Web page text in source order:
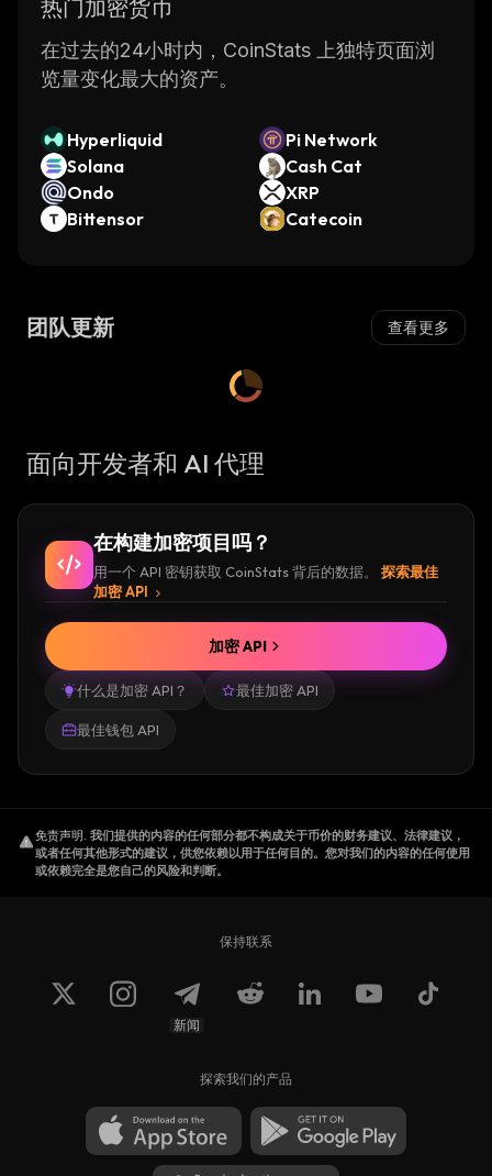
热门加密货币
在过去的24小时内，CoinStats 上独特页面浏
览量变化最大的资产。
Hyperliquid
Pi Network
Solana
Cash Cat
Ondo
XRP
Bittensor
Catecoin
团队更新 查看更多
面向开发者和 AI 代理
在构建加密项目吗？
用一个 API 密钥获取 CoinStats 背后的数据。
探索最佳
加密 API
什么是加密 API？ 最佳加密 API
最佳钱包 API
加密 API
免责声明. 我们提供的内容的任何部分都不构成关于币价的财务建议、法律建议，
或者任何其他形式的建议，供您依赖以用于任何目的。您对我们的内容的任何使用
或依赖完全是您自己的风险和判断。
保持联系
新闻
探索我们的产品